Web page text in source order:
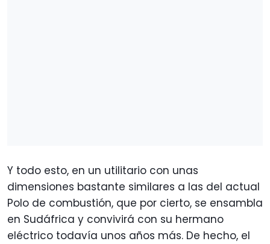
Y todo esto, en un utilitario con unas
dimensiones bastante similares a las del actual
Polo de combustión, que por cierto, se ensambla
en Sudáfrica y convivirá con su hermano
eléctrico todavía unos años más. De hecho, el